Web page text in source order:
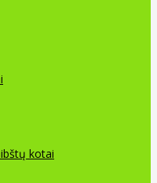
kotai